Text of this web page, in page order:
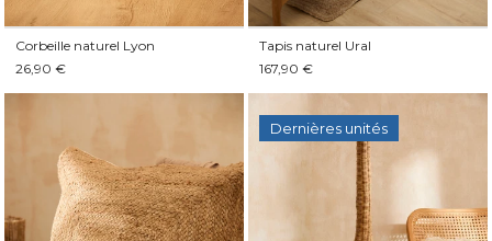
Corbeille naturel Lyon
26,90 €
Tapis naturel Ural
167,90 €
Dernières unités